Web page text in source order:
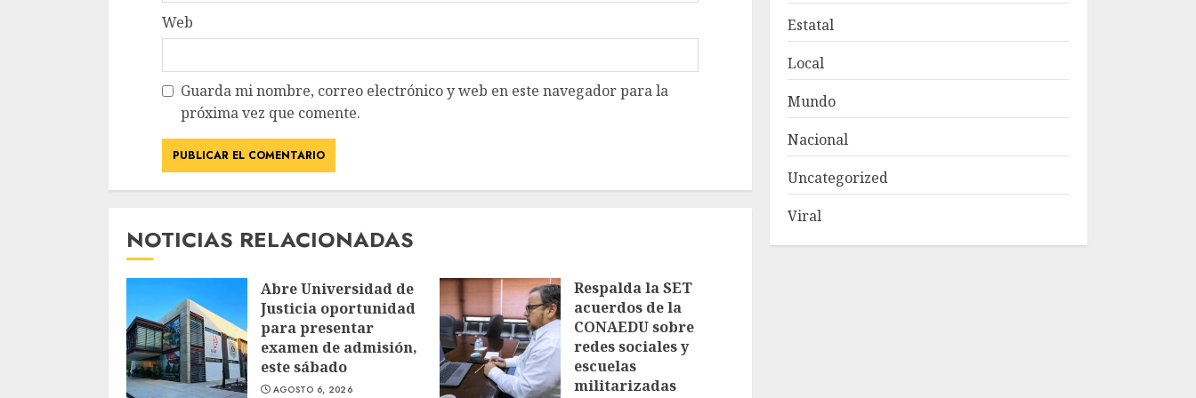
Web
Guarda mi nombre, correo electrónico y web en este navegador para la
próxima vez que comente.
NOTICIAS RELACIONADAS
Abre Universidad de
Justicia oportunidad
para presentar
examen de admisión,
este sábado
AGOSTO 6, 2026
Respalda la SET
acuerdos de la
CONAEDU sobre
redes sociales y
escuelas
militarizadas
Estatal
Local
Mundo
Nacional
Uncategorized
Viral